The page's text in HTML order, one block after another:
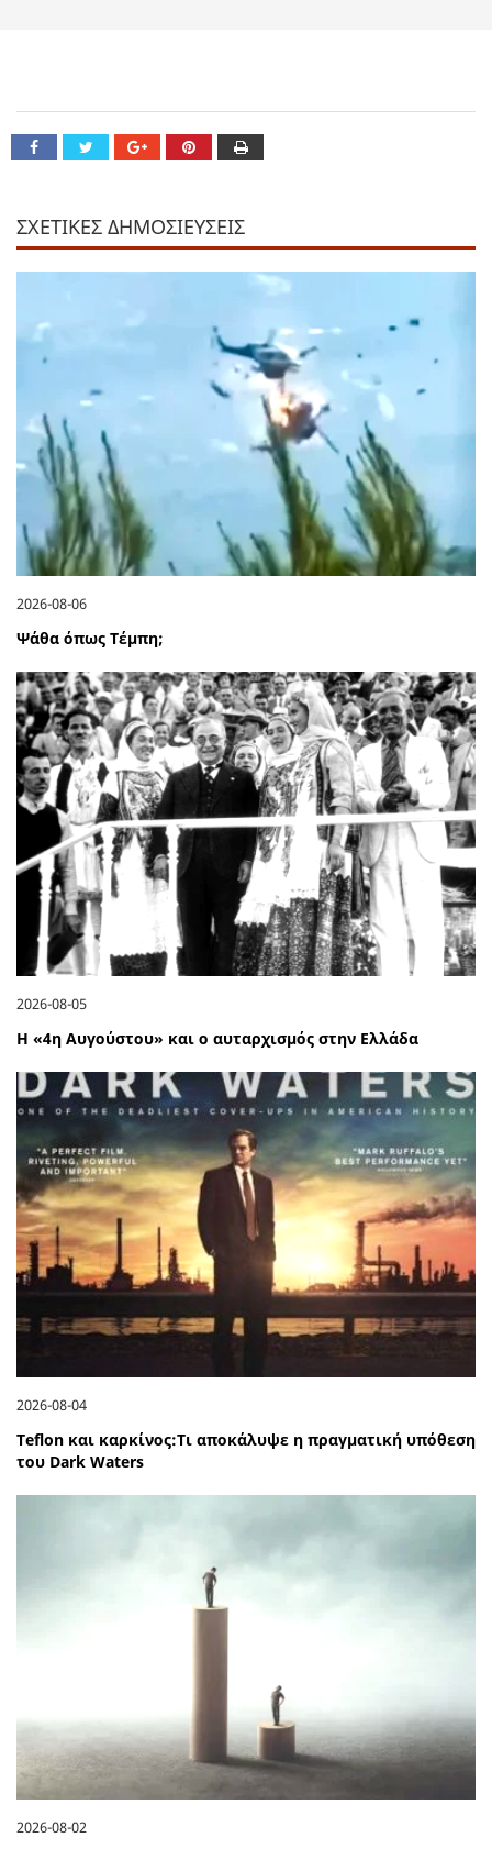
ΣΧΕΤΙΚΕΣ ΔΗΜΟΣΙΕΥΣΕΙΣ
2026-08-06
Ψάθα όπως Τέμπη;
2026-08-05
Η «4η Αυγούστου» και ο αυταρχισμός στην Ελλάδα
2026-08-04
Teflon και καρκίνος:Τι αποκάλυψε η πραγματική υπόθεση
του Dark Waters
2026-08-02